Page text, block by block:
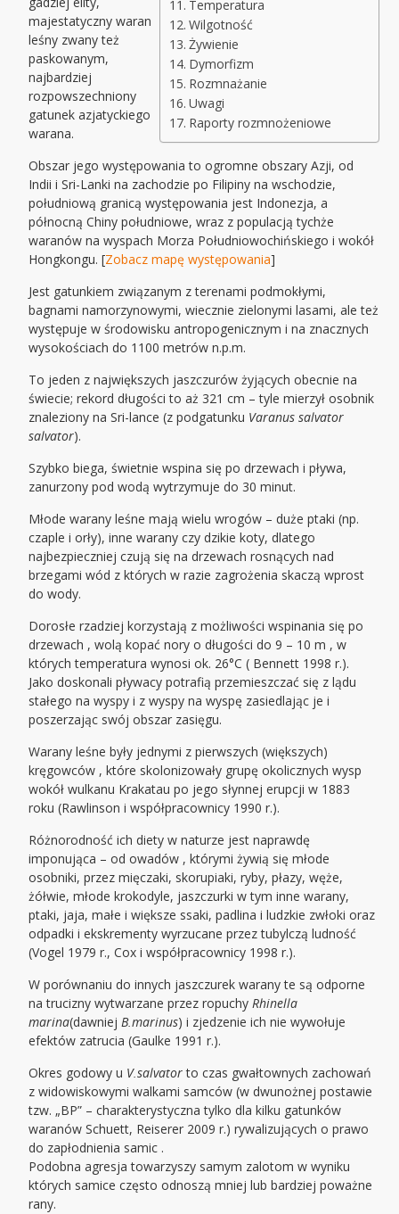
Temperatura
Wilgotność
Żywienie
Dymorfizm
Rozmnażanie
Uwagi
Raporty rozmnożeniowe
majestatyczny waran
leśny zwany też
paskowanym,
najbardziej
rozpowszechniony
gatunek azjatyckiego
warana.
Obszar jego występowania to ogromne obszary Azji, od
Indii i Sri-Lanki na zachodzie po Filipiny na wschodzie,
południową granicą występowania jest Indonezja, a
północną Chiny południowe, wraz z populacją tychże
waranów na wyspach Morza Południowochińskiego i wokół
Hongkongu. [Zobacz mapę występowania]
Jest gatunkiem związanym z terenami podmokłymi,
bagnami namorzynowymi, wiecznie zielonymi lasami, ale też
występuje w środowisku antropogenicznym i na znacznych
wysokościach do 1100 metrów n.p.m.
To jeden z największych jaszczurów żyjących obecnie na
świecie; rekord długości to aż 321 cm – tyle mierzył osobnik
znaleziony na Sri-lance (z podgatunku Varanus salvator
salvator).
Szybko biega, świetnie wspina się po drzewach i pływa,
zanurzony pod wodą wytrzymuje do 30 minut.
Młode warany leśne mają wielu wrogów – duże ptaki (np.
czaple i orły), inne warany czy dzikie koty, dlatego
najbezpieczniej czują się na drzewach rosnących nad
brzegami wód z których w razie zagrożenia skaczą wprost
do wody.
Dorosłe rzadziej korzystają z możliwości wspinania się po
drzewach , wolą kopać nory o długości do 9 – 10 m , w
których temperatura wynosi ok. 26°C ( Bennett 1998 r.).
Jako doskonali pływacy potrafią przemieszczać się z lądu
stałego na wyspy i z wyspy na wyspę zasiedlając je i
poszerzając swój obszar zasięgu.
Warany leśne były jednymi z pierwszych (większych)
kręgowców , które skolonizowały grupę okolicznych wysp
wokół wulkanu Krakatau po jego słynnej erupcji w 1883
roku (Rawlinson i współpracownicy 1990 r.).
Różnorodność ich diety w naturze jest naprawdę
imponująca – od owadów , którymi żywią się młode
osobniki, przez mięczaki, skorupiaki, ryby, płazy, węże,
żółwie, młode krokodyle, jaszczurki w tym inne warany,
ptaki, jaja, małe i większe ssaki, padlina i ludzkie zwłoki oraz
odpadki i ekskrementy wyrzucane przez tubylczą ludność
(Vogel 1979 r., Cox i współpracownicy 1998 r.).
W porównaniu do innych jaszczurek warany te są odporne
na trucizny wytwarzane przez ropuchyRhinella
marina(dawniejB.marinus) i zjedzenie ich nie wywołuje
efektów zatrucia (Gaulke 1991 r.).
Okres godowy u V.salvatorto czas gwałtownych zachowań
z widowiskowymi walkami samców (w dwunożnej postawie
tzw. „BP” – charakterystyczna tylko dla kilku gatunków
waranów Schuett, Reiserer 2009 r.) rywalizujących o prawo
do zapłodnienia samic .
Podobna agresja towarzyszy samym zalotom w wyniku
których samice często odnoszą mniej lub bardziej poważne
rany.